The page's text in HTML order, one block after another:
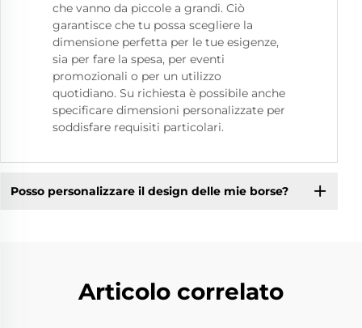
che vanno da piccole a grandi. Ciò
garantisce che tu possa scegliere la
dimensione perfetta per le tue esigenze,
sia per fare la spesa, per eventi
promozionali o per un utilizzo
quotidiano. Su richiesta è possibile anche
specificare dimensioni personalizzate per
soddisfare requisiti particolari.
Posso personalizzare il design delle mie borse?
Articolo correlato